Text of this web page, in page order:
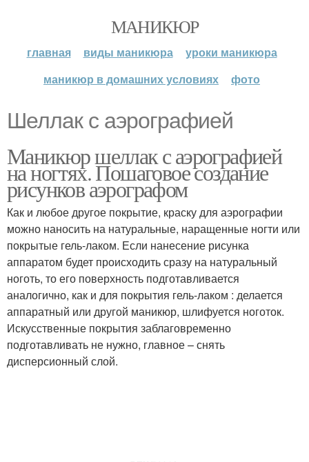
МАНИКЮР
главная виды маникюра
уроки маникюра
маникюр в домашних условиях
фото
Шеллак с аэрографией
Маникюр шеллак с аэрографией
на ногтях. Пошаговое создание
рисунков аэрографом
Как и любое другое покрытие, краску для аэрографии
можно наносить на натуральные, наращенные ногти или
покрытые гель-лаком. Если нанесение рисунка
аппаратом будет происходить сразу на натуральный
ноготь, то его поверхность подготавливается
аналогично, как и для покрытия гель-лаком : делается
аппаратный или другой маникюр, шлифуется ноготок.
Искусственные покрытия заблаговременно
подготавливать не нужно, главное – снять
дисперсионный слой.